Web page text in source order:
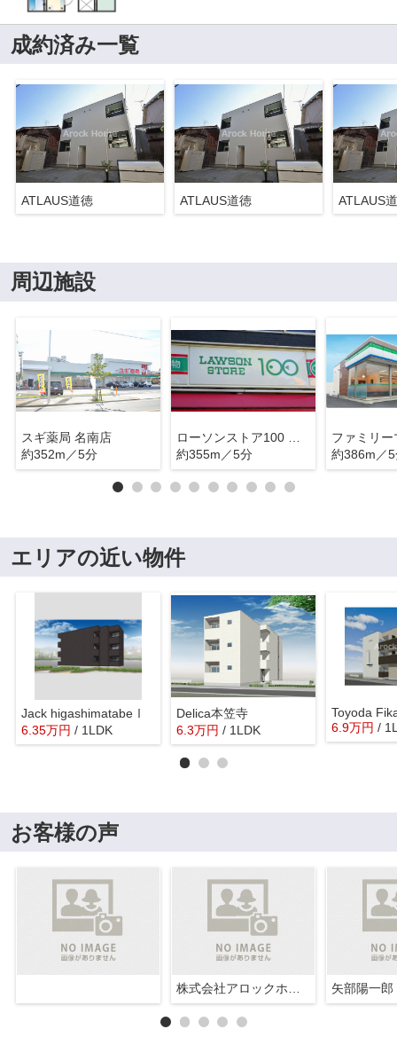
成約済み一覧
ATLAUS道徳 ATLAUS道徳 ATLAUS
周辺施設
スギ薬局 名南店
約352m／5分
ローソンストア100 南区道徳新町店
約355m／5分
約386m／
エリアの近い物件
Jack higashimatabeⅠ
6.35万円 / 1LDK
Delica本笠寺
6.3万円 / 1LDK
Toyoda
6.9万円 /
お客様の声
矢部陽一郎